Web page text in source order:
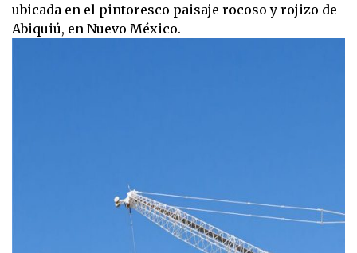
ubicada en el pintoresco paisaje rocoso y rojizo de
Abiquiú, en Nuevo México.